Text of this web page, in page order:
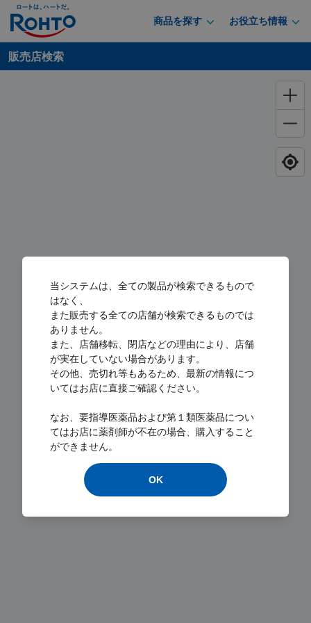
商品を探す お役立ち情報
販売店検索
Loading...
当システムは、全ての製品が検索できるもので
はなく、
また販売する全ての店舗が検索できるものでは
ありません。
また、店舗移転、閉店などの理由により、店舗
が実在していない場合があります。
その他、売切れ等もあるため、最新の情報につ
いてはお店に直接ご確認ください。
なお、要指導医薬品および第１類医薬品につい
てはお店に薬剤師が不在の場合、購入すること
ができません。
OK